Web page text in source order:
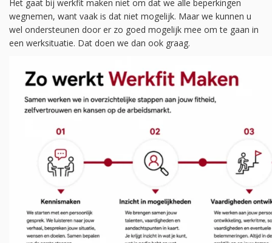
Het gaat bij werkfit maken niet om dat we alle beperkingen
wegnemen, want vaak is dat niet mogelijk. Maar we kunnen u
wel ondersteunen door er zo goed mogelijk mee om te gaan in
een werksituatie. Dat doen we dan ook graag.